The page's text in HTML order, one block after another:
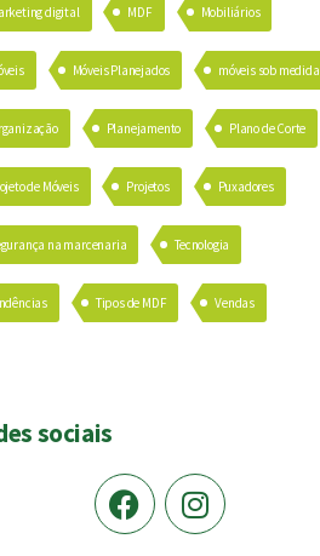
digital MDF Mobiliários
Móveis Planejados móveis sob medida
Planejamento Plano de Corte
de Móveis Projetos Puxadores
na marcenaria Tecnologia
Tipos de MDF Vendas
sociais